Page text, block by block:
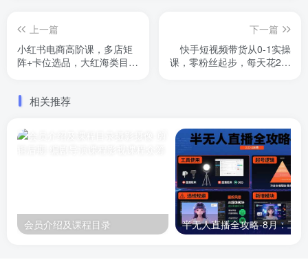
上一篇
小红书电商高阶课，多店矩
阵+卡位选品，大红海类目突
下一篇
快手短视频带货从0-1实操
课，零粉丝起步，每天花2小
相关推荐
会员介绍及课程目录